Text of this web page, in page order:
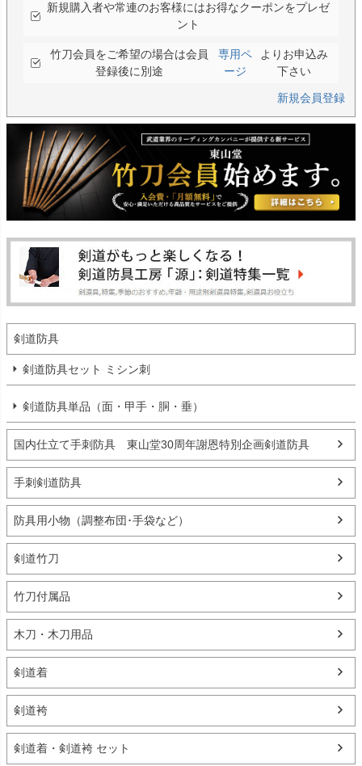
新規購入者や常連のお客様にはお得なクーポンをプレゼ
ント
竹刀会員をご希望の場合は会員
登録後に別途
専用ペ
ージ
よりお申込み
下さい
新規会員登録
剣道防具
剣道防具セット ミシン刺
剣道防具単品（面・甲手・胴・垂）
国内仕立て手刺防具 東山堂30周年謝恩特別企画剣道防具
手刺剣道防具
防具用小物（調整布団･手袋など）
剣道竹刀
竹刀付属品
木刀・木刀用品
剣道着
剣道袴
剣道着・剣道袴 セット